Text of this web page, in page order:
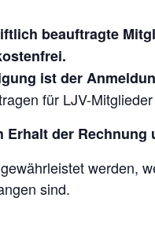
beauftragte
ist der
für LJV-
Erhalt der
werden,
sind.